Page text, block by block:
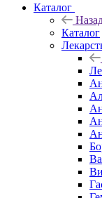
Каталог
Каталог